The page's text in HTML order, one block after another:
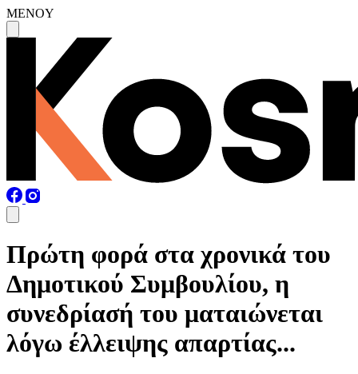
MENOY
Πρώτη φορά στα χρονικά του
Δημοτικού Συμβουλίου, η
συνεδρίασή του ματαιώνεται
λόγω έλλειψης απαρτίας...